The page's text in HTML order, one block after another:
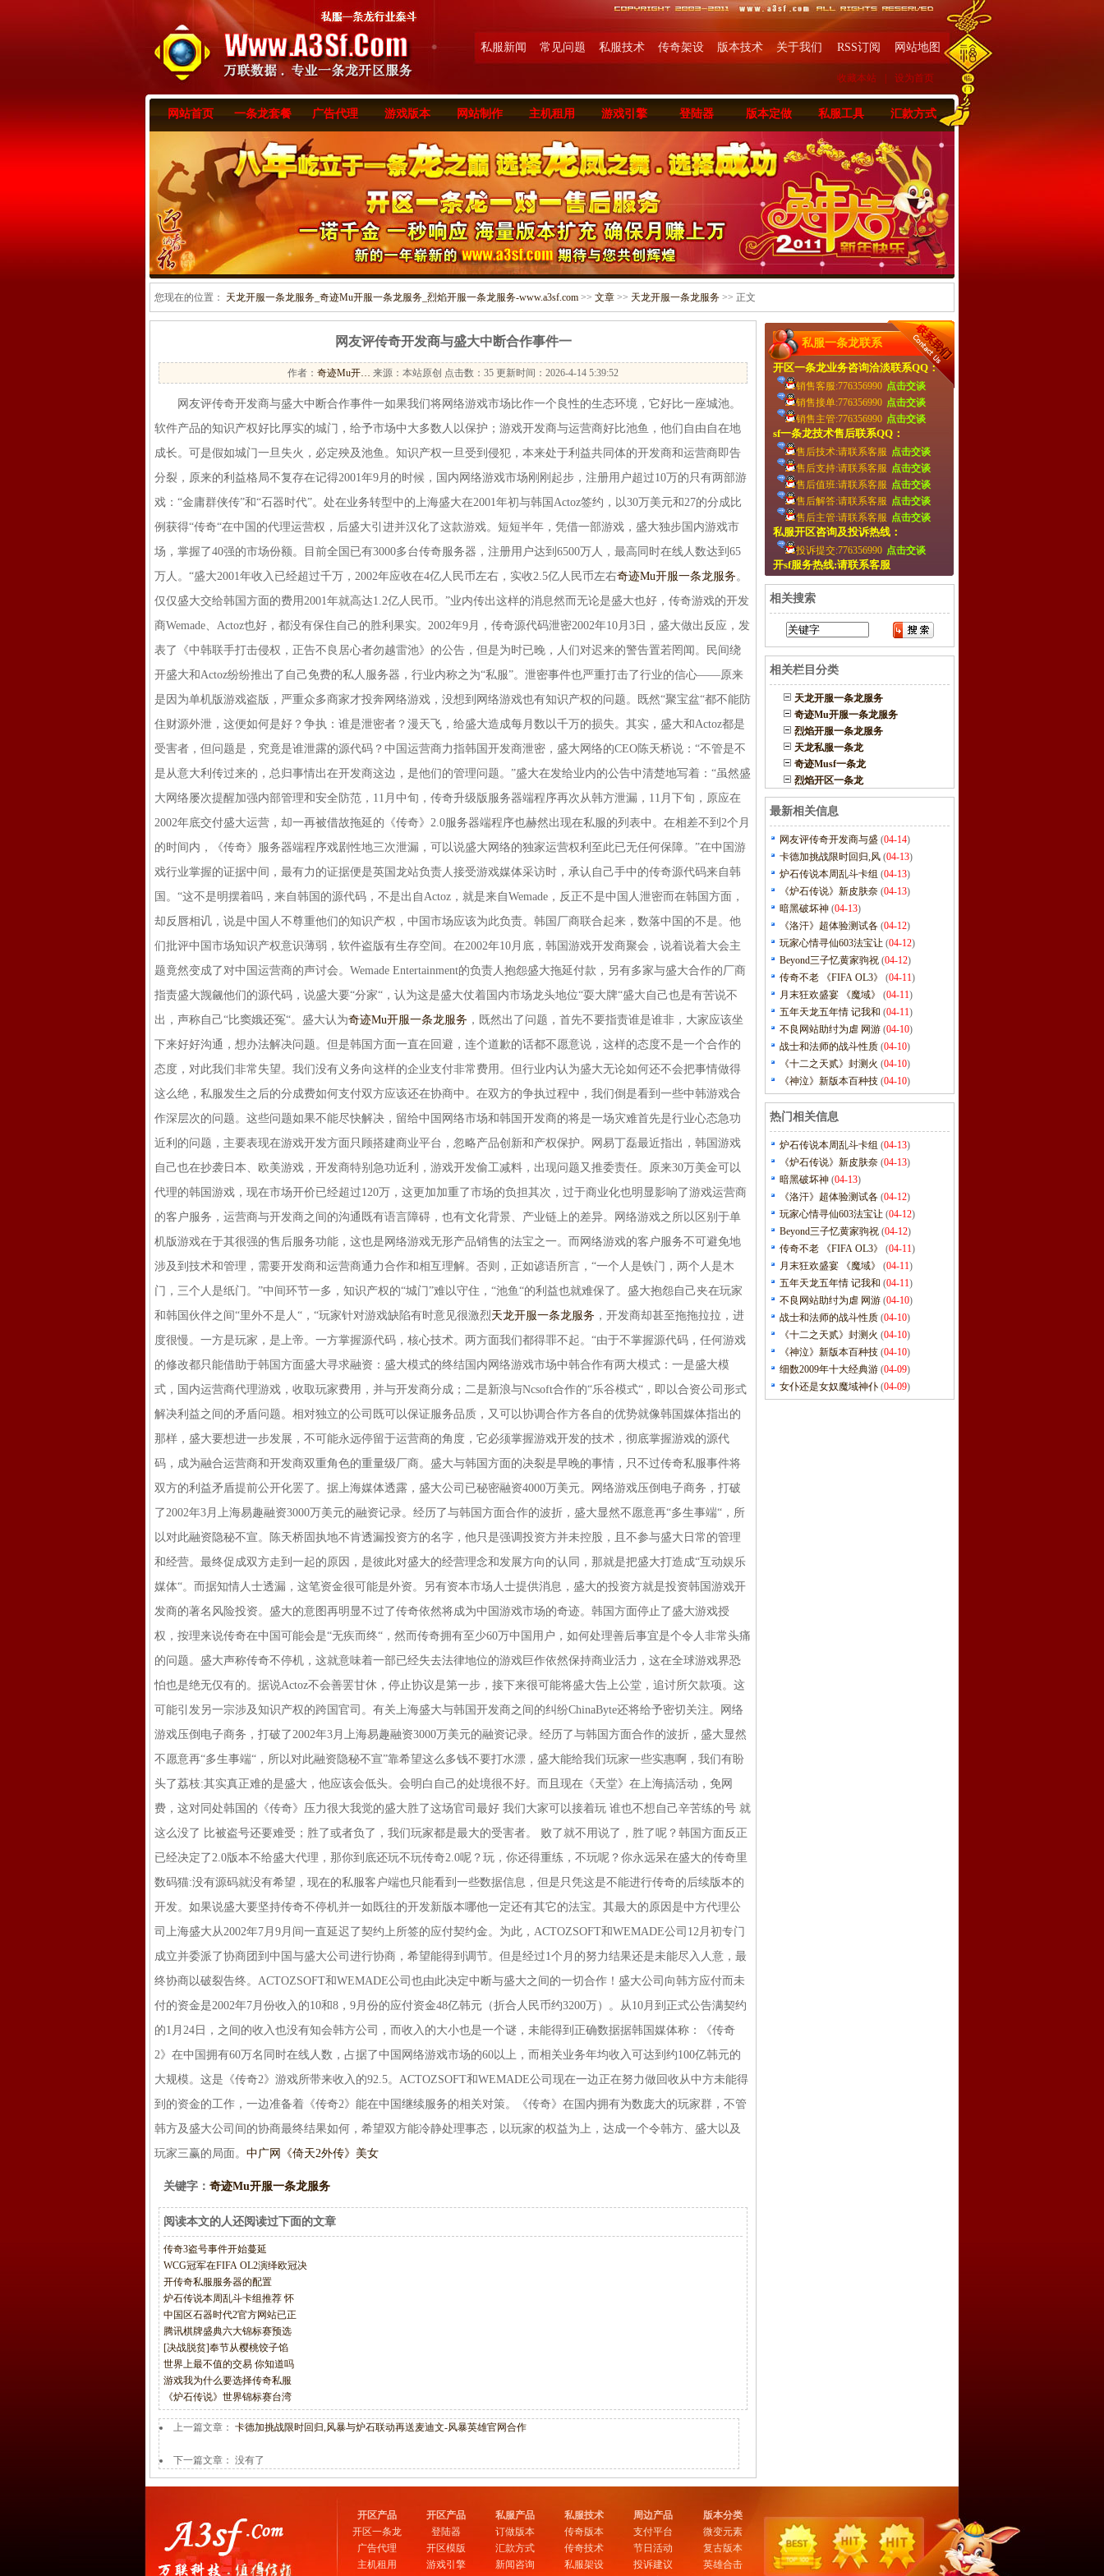
私服新闻 常见问题 私服技术 传奇架设 版本技术 关于我们 RSS订阅 网站地图
收藏本站 设为首页
网站首页 一条龙套餐 广告代理 游戏版本 网站制作 主机租用 游戏引擎 登陆器 版本定做 私服工具 汇款方式
您现在的位置： 天龙开服一条龙服务_奇迹Mu开服一条龙服务_烈焰开服一条龙服务-www.a3sf.com >> 文章 >> 天龙开服一条龙服务 >> 正文
网友评传奇开发商与盛大中断合作事件一
作者： 奇迹Mu开… 来源：本站原创 点击数： 35 更新时间：2026-4-14 5:39:52
网友评传奇开发商与盛大中断合作事件一如果我们将网络游戏市场比作一个良性的生态环境，它好比一座城池。
软件产品的知识产权好比厚实的城门，给予市场中大多数人以保护；游戏开发商与运营商好比池鱼，他们自由自在地
成长。可是假如城门一旦失火，必定殃及池鱼。知识产权一旦受到侵犯，本来处于利益共同体的开发商和运营商即告
分裂，原来的利益格局不复存在记得2001年9月的时候，国内网络游戏市场刚刚起步，注册用户超过10万的只有两部游
戏：“金庸群侠传”和“石器时代”。处在业务转型中的上海盛大在2001年初与韩国Actoz签约，以30万美元和27的分成比
例获得“传奇“在中国的代理运营权，后盛大引进并汉化了这款游戏。短短半年，凭借一部游戏，盛大独步国内游戏市
场，掌握了40强的市场份额。目前全国已有3000多台传奇服务器，注册用户达到6500万人，最高同时在线人数达到65
万人。“盛大2001年收入已经超过千万，2002年应收在4亿人民币左右，实收2.5亿人民币左右奇迹Mu开服一条龙服务。
仅仅盛大交给韩国方面的费用2001年就高达1.2亿人民币。”业内传出这样的消息然而无论是盛大也好，传奇游戏的开发
商Wemade、Actoz也好，都没有保住自己的胜利果实。2002年9月，传奇源代码泄密2002年10月3日，盛大做出反应，发
表了《中韩联手打击侵权，正告不良居心者勿越雷池》的公告，但是为时已晚，人们对迟来的警告置若罔闻。民间绕
开盛大和Actoz纷纷推出了自己免费的私人服务器，行业内称之为“私服”。泄密事件也严重打击了行业的信心——原来
是因为单机版游戏盗版，严重众多商家才投奔网络游戏，没想到网络游戏也有知识产权的问题。既然“聚宝盆“都不能防
住财源外泄，这便如何是好？争执：谁是泄密者？漫天飞，给盛大造成每月数以千万的损失。其实，盛大和Actoz都是
受害者，但问题是，究竟是谁泄露的源代码？中国运营商力指韩国开发商泄密，盛大网络的CEO陈天桥说：“不管是不
是从意大利传过来的，总归事情出在开发商这边，是他们的管理问题。”盛大在发给业内的公告中清楚地写着：“虽然盛
大网络屡次提醒加强内部管理和安全防范，11月中旬，传奇升级版服务器端程序再次从韩方泄漏，11月下旬，原应在
2002年底交付盛大运营，却一再被借故拖延的《传奇》2.0服务器端程序也赫然出现在私服的列表中。在相差不到2个月
的时间内，《传奇》服务器端程序戏剧性地三次泄漏，可以说盛大网络的独家运营权利至此已无任何保障。”在中国游
戏行业掌握的证据中间，最有力的证据便是英国龙站负责人接受游戏媒体采访时，承认自己手中的传奇源代码来自韩
国。“这不是明摆着吗，来自韩国的源代码，不是出自Actoz，就是来自Wemade，反正不是中国人泄密而在韩国方面，
却反唇相讥，说是中国人不尊重他们的知识产权，中国市场应该为此负责。韩国厂商联合起来，数落中国的不是。他
们批评中国市场知识产权意识薄弱，软件盗版有生存空间。在2002年10月底，韩国游戏开发商聚会，说着说着大会主
题竟然变成了对中国运营商的声讨会。Wemade Entertainment的负责人抱怨盛大拖延付款，另有多家与盛大合作的厂商
指责盛大觊觎他们的源代码，说盛大要“分家“，认为这是盛大仗着国内市场龙头地位“耍大牌“盛大自己也是有苦说不
出，声称自己“比窦娥还冤“。盛大认为奇迹Mu开服一条龙服务 ，既然出了问题，首先不要指责谁是谁非，大家应该坐
下来好好沟通，想办法解决问题。但是韩国方面一直在回避，连个道歉的话都不愿意说，这样的态度不是一个合作的
态度，对此我们非常失望。我们没有义务向这样的企业支付非常费用。但行业内认为盛大无论如何还不会把事情做得
这么绝，私服发生之后的分成费如何支付双方应该还在协商中。在双方的争执过程中，我们倒是看到一些中韩游戏合
作深层次的问题。这些问题如果不能尽快解决，留给中国网络市场和韩国开发商的将是一场灾难首先是行业心态急功
近利的问题，主要表现在游戏开发方面只顾搭建商业平台，忽略产品创新和产权保护。网易丁磊最近指出，韩国游戏
自己也在抄袭日本、欧美游戏，开发商特别急功近利，游戏开发偷工减料，出现问题又推委责任。原来30万美金可以
代理的韩国游戏，现在市场开价已经超过120万，这更加加重了市场的负担其次，过于商业化也明显影响了游戏运营商
的客户服务，运营商与开发商之间的沟通既有语言障碍，也有文化背景、产业链上的差异。网络游戏之所以区别于单
机版游戏在于其很强的售后服务功能，这也是网络游戏无形产品销售的法宝之一。而网络游戏的客户服务不可避免地
涉及到技术和管理，需要开发商和运营商通力合作和相互理解。否则，正如谚语所言，“一个人是铁门，两个人是木
门，三个人是纸门。”中间环节一多，知识产权的“城门”难以守住，“池鱼“的利益也就难保了。盛大抱怨自己夹在玩家
和韩国伙伴之间“里外不是人“，“玩家针对游戏缺陷有时意见很激烈天龙开服一条龙服务 ，开发商却甚至拖拖拉拉，进
度很慢。一方是玩家，是上帝。一方掌握源代码，核心技术。两方面我们都得罪不起。“由于不掌握源代码，任何游戏
的修改都只能借助于韩国方面盛大寻求融资：盛大模式的终结国内网络游戏市场中韩合作有两大模式：一是盛大模
式，国内运营商代理游戏，收取玩家费用，并与开发商分成；二是新浪与Ncsoft合作的“乐谷模式“，即以合资公司形式
解决利益之间的矛盾问题。相对独立的公司既可以保证服务品质，又可以协调合作方各自的优势就像韩国媒体指出的
那样，盛大要想进一步发展，不可能永远停留于运营商的角度，它必须掌握游戏开发的技术，彻底掌握游戏的源代
码，成为融合运营商和开发商双重角色的重量级厂商。盛大与韩国方面的决裂是早晚的事情，只不过传奇私服事件将
双方的利益矛盾提前公开化罢了。据上海媒体透露，盛大公司已秘密融资4000万美元。网络游戏压倒电子商务，打破
了2002年3月上海易趣融资3000万美元的融资记录。经历了与韩国方面合作的波折，盛大显然不愿意再“多生事端“，所
以对此融资隐秘不宣。陈天桥固执地不肯透漏投资方的名字，他只是强调投资方并未控股，且不参与盛大日常的管理
和经营。最终促成双方走到一起的原因，是彼此对盛大的经营理念和发展方向的认同，那就是把盛大打造成“互动娱乐
媒体“。而据知情人士透漏，这笔资金很可能是外资。另有资本市场人士提供消息，盛大的投资方就是投资韩国游戏开
发商的著名风险投资。盛大的意图再明显不过了传奇依然将成为中国游戏市场的奇迹。韩国方面停止了盛大游戏授
权，按理来说传奇在中国可能会是“无疾而终“，然而传奇拥有至少60万中国用户，如何处理善后事宜是个令人非常头痛
的问题。盛大声称传奇不停机，这就意味着一部已经失去法律地位的游戏巨作依然保持商业活力，这在全球游戏界恐
怕也是绝无仅有的。据说Actoz不会善罢甘休，停止协议是第一步，接下来很可能将盛大告上公堂，追讨所欠款项。这
可能引发另一宗涉及知识产权的跨国官司。有关上海盛大与韩国开发商之间的纠纷ChinaByte还将给予密切关注。网络
游戏压倒电子商务，打破了2002年3月上海易趣融资3000万美元的融资记录。经历了与韩国方面合作的波折，盛大显然
不愿意再“多生事端“，所以对此融资隐秘不宣”靠希望这么多钱不要打水漂，盛大能给我们玩家一些实惠啊，我们有盼
头了荔枝:其实真正难的是盛大，他应该会低头。会明白自己的处境很不好。而且现在《天堂》在上海搞活动，免网
费，这对同处韩国的《传奇》压力很大我觉的盛大胜了这场官司最好 我们大家可以接着玩 谁也不想自己辛苦练的号 就
这么没了 比被盗号还要难受；胜了或者负了，我们玩家都是最大的受害者。 败了就不用说了，胜了呢？韩国方面反正
已经决定了2.0版本不给盛大代理，那你到底还玩不玩传奇2.0呢？玩，你还得重练，不玩呢？你永远呆在盛大的传奇里
数码猫:没有源码就没有希望，现在的私服客户端也只能看到一些数据信息，但是只凭这是不能进行传奇的后续版本的
开发。如果说盛大要坚持传奇不停机并一如既往的开发新版本哪他一定还有其它的法宝。其最大的原因是中方代理公
司上海盛大从2002年7月9月间一直延迟了契约上所签的应付契约金。为此，ACTOZSOFT和WEMADE公司12月初专门
成立并委派了协商团到中国与盛大公司进行协商，希望能得到调节。但是经过1个月的努力结果还是未能尽入人意，最
终协商以破裂告终。ACTOZSOFT和WEMADE公司也由此决定中断与盛大之间的一切合作！盛大公司向韩方应付而未
付的资金是2002年7月份收入的10和8，9月份的应付资金48亿韩元（折合人民币约3200万）。从10月到正式公告满契约
的1月24日，之间的收入也没有知会韩方公司，而收入的大小也是一个谜，未能得到正确数据据韩国媒体称：《传奇
2》在中国拥有60万名同时在线人数，占据了中国网络游戏市场的60以上，而相关业务年均收入可达到约100亿韩元的
大规模。这是《传奇2》游戏所带来收入的92.5。ACTOZSOFT和WEMADE公司现在一边正在努力做回收从中方未能得
到的资金的工作，一边准备着《传奇2》能在中国继续服务的相关对策。《传奇》在国内拥有为数庞大的玩家群，不管
韩方及盛大公司间的协商最终结果如何，希望双方能冷静处理事态，以玩家的权益为上，达成一个令韩方、盛大以及
玩家三赢的局面。 中广网《倚天2外传》美女
关键字： 奇迹Mu开服一条龙服务
阅读本文的人还阅读过下面的文章
传奇3盗号事件开始蔓延
WCG冠军在FIFA OL2演绎欧冠决
开传奇私服服务器的配置
炉石传说本周乱斗卡组推荐 怀
中国区石器时代2官方网站已正
腾讯棋牌盛典六大锦标赛预选
[决战脱贫]奉节从樱桃饺子馅
世界上最不值的交易 你知道吗
游戏我为什么要选择传奇私服
《炉石传说》世界锦标赛台湾
上一篇文章： 卡德加挑战限时回归,风暴与炉石联动再送麦迪文-风暴英雄官网合作
下一篇文章： 没有了
私服一条龙联系
开区一条龙业务咨询洽淡联系QQ：
销售客服:776356990 点击交谈
销售接单:776356990 点击交谈
销售主管:776356990 点击交谈
sf一条龙技术售后联系QQ：
售后技术:请联系客服 点击交谈
售后支持:请联系客服 点击交谈
售后值班:请联系客服 点击交谈
售后解答:请联系客服 点击交谈
售后主管:请联系客服 点击交谈
私服开区咨询及投诉热线：
投诉提交:776356990 点击交谈
开sf服务热线:请联系客服
相关搜索
相关栏目分类
天龙开服一条龙服务
奇迹Mu开服一条龙服务
烈焰开服一条龙服务
天龙私服一条龙
奇迹Musf一条龙
烈焰开区一条龙
最新相关信息
网友评传奇开发商与盛 (04-14)
卡德加挑战限时回归,风 (04-13)
炉石传说本周乱斗卡组 (04-13)
《炉石传说》新皮肤奈 (04-13)
暗黑破坏神 (04-13)
《洛汗》超体验测试各 (04-12)
玩家心情寻仙603法宝让 (04-12)
Beyond三子忆黄家驹祝 (04-12)
传奇不老 《FIFA OL3》
(04-11)
月末狂欢盛宴 《魔域》
(04-11)
五年天龙五年情 记我和 (04-11)
不良网站助纣为虐 网游 (04-10)
战士和法师的战斗性质 (04-10)
《十二之天贰》封测火 (04-10)
《神泣》新版本百种技 (04-10)
热门相关信息
炉石传说本周乱斗卡组 (04-13)
《炉石传说》新皮肤奈 (04-13)
暗黑破坏神 (04-13)
《洛汗》超体验测试各 (04-12)
玩家心情寻仙603法宝让 (04-12)
Beyond三子忆黄家驹祝 (04-12)
传奇不老 《FIFA OL3》
(04-11)
月末狂欢盛宴 《魔域》
(04-11)
五年天龙五年情 记我和 (04-11)
不良网站助纣为虐 网游 (04-10)
战士和法师的战斗性质 (04-10)
《十二之天贰》封测火 (04-10)
《神泣》新版本百种技 (04-10)
细数2009年十大经典游 (04-09)
女仆还是女奴魔域神仆 (04-09)
开区产品
开区一条龙
广告代理
主机租用
开区产品
登陆器
开区模版
游戏引擎
私服产品
订做版本
汇款方式
新闻咨询
私服技术
传奇版本
传奇技术
私服架设
周边产品
支付平台
节日活动
投诉建议
版本分类
微变元素
复古版本
英雄合击